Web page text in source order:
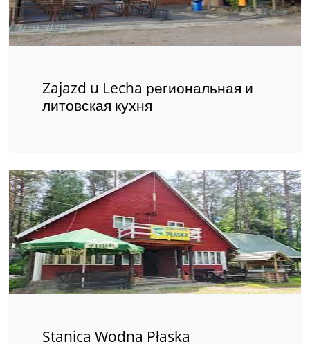
Zajazd u Lecha региональная и
литовская кухня
Stanica Wodna Płaska